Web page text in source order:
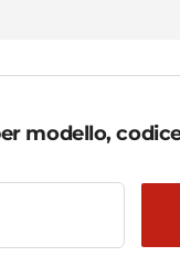
modello,